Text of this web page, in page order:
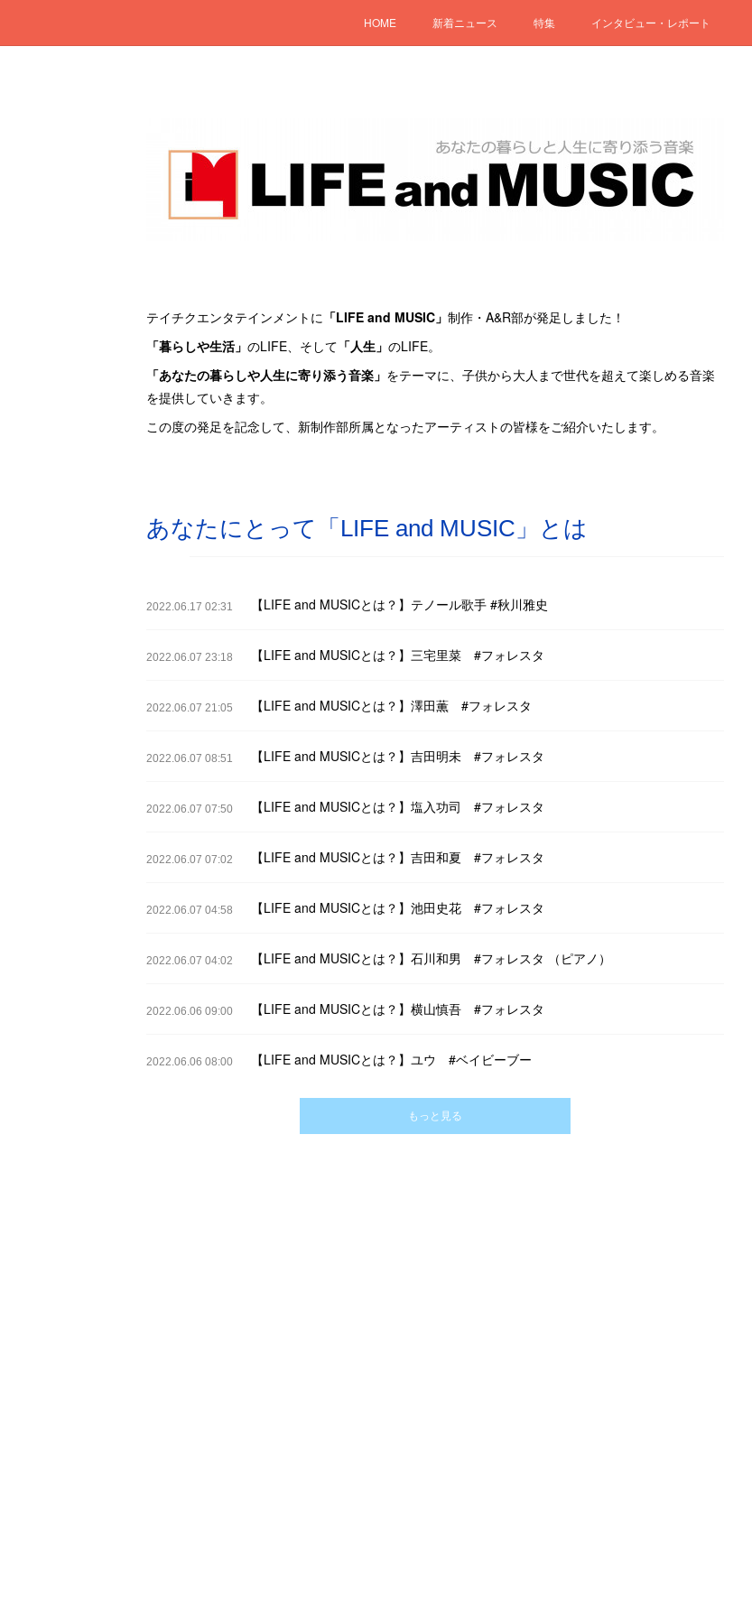
HOME 新着ニュース 特集 インタビュー・レポート
テイチクエンタテインメントに 「LIFE and MUSIC」 制作・A&R部が発足しました！
「暮らしや生活」 のLIFE、そして 「人生」 のLIFE。
「あなたの暮らしや人生に寄り添う音楽」 をテーマに、子供から大人まで世代を超えて楽しめる音楽
を提供していきます。
この度の発足を記念して、新制作部所属となったアーティストの皆様をご紹介いたします。
あなたにとって「LIFE and MUSIC」とは
2022.06.17 02:31 【LIFE and MUSICとは？】テノール歌手 #秋川雅史
2022.06.07 23:18 【LIFE and MUSICとは？】三宅里菜 #フォレスタ
2022.06.07 21:05 【LIFE and MUSICとは？】澤田薫 #フォレスタ
2022.06.07 08:51 【LIFE and MUSICとは？】吉田明未 #フォレスタ
2022.06.07 07:50 【LIFE and MUSICとは？】塩入功司 #フォレスタ
2022.06.07 07:02 【LIFE and MUSICとは？】吉田和夏 #フォレスタ
2022.06.07 04:58 【LIFE and MUSICとは？】池田史花 #フォレスタ
2022.06.07 04:02 【LIFE and MUSICとは？】石川和男 #フォレスタ （ピアノ）
2022.06.06 09:00 【LIFE and MUSICとは？】横山慎吾 #フォレスタ
2022.06.06 08:00 【LIFE and MUSICとは？】ユウ #ベイビーブー
もっと見る